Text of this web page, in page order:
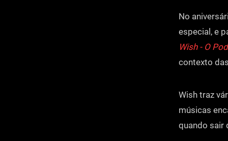
No
especial, e
Wish - O
contexto
Wish traz
músicas
quando sair